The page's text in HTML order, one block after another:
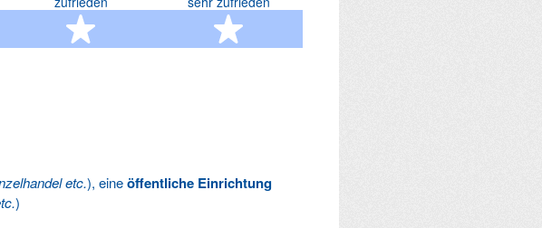
4 Sterne 5 Sterne
etc.), eineöffentliche Einrichtung
)